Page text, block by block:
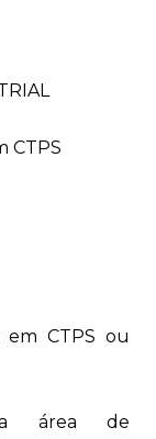
CTPS
em CTPS ou
na área de